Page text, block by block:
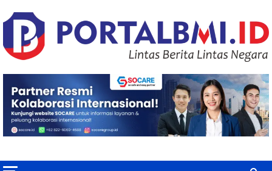
to
content